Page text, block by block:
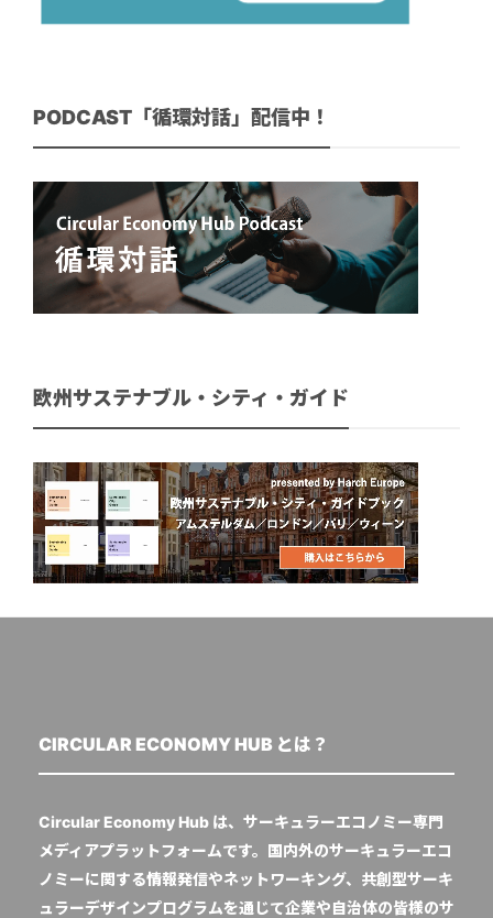
PODCAST「循環対話」配信中！
欧州サステナブル・シティ・ガイド
CIRCULAR ECONOMY HUB とは？
Circular Economy Hub は、サーキュラーエコノミー専門
メディアプラットフォームです。国内外のサーキュラーエコ
ノミーに関する情報発信やネットワーキング、共創型サーキ
ュラーデザインプログラムを通じて企業や自治体の皆様のサ